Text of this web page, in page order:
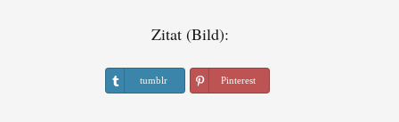
Zitat (Bild):
tumblr Pinterest